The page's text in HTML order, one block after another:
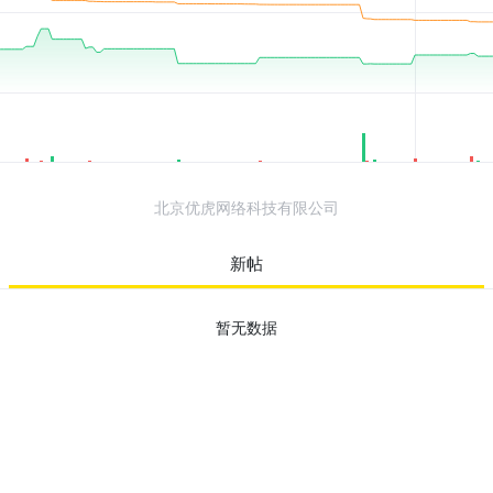
北京优虎网络科技有限公司
新帖
暂无数据